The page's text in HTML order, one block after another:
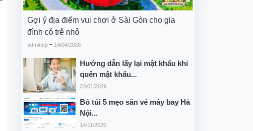
Gợi ý địa điểm vui chơi ở Sài Gòn cho gia
đình có trẻ nhỏ
admincp - 14/04/2026
Hướng dẫn lấy lại mật khẩu khi
quên mật khẩu...
23/01/2026
Bỏ túi 5 mẹo săn vé máy bay Hà
Nội...
14/11/2025